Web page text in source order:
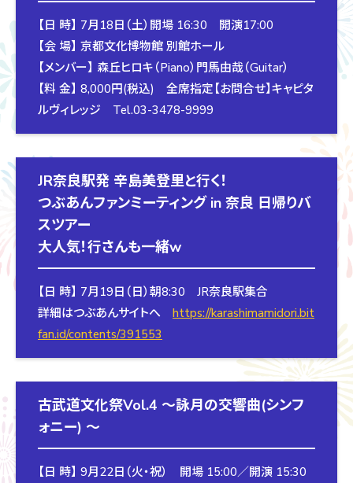
【日 時】 7月18日（土）開場 16:30 開演17:00
【会 場】 京都文化博物館 別館ホール
【メンバー】 森丘ヒロキ（Piano）門馬由哉（Guitar）
【料 金】 8,000円(税込) 全席指定【お問合せ】キャピタ
ルヴィレッジ Tel.03-3478-9999
JR奈良駅発 辛島美登里と行く！
つぶあんファンミーティング in 奈良 日帰りバ
スツアー
大人気！行さんも一緒w
【日 時】 7月19日（日）朝8:30 JR奈良駅集合
詳細はつぶあんサイトへ https://karashimamidori.bit
fan.id/contents/391553
古武道文化祭Vol.4 ～詠月の交響曲(シンフ
ォニー) ～
【日 時】 9月22日（火・祝） 開場 15:00／開演 15:30